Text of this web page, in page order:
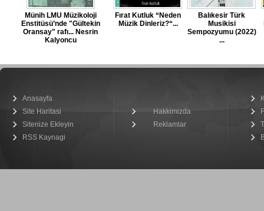
Münih LMU Müzikoloji
Enstitüsü’nde "Gültekin
Oransay" rafı... Nesrin
Kalyoncu
Fırat Kutluk “Neden
Müzik Dinleriz?“...
Balıkesir Türk
Musikisi
Sempozyumu (2022)
...
Anasayfa
Site Haritasi
Sitenize Ekleyin
RSS Kaynagi
Hakkimizda
Reklamlar